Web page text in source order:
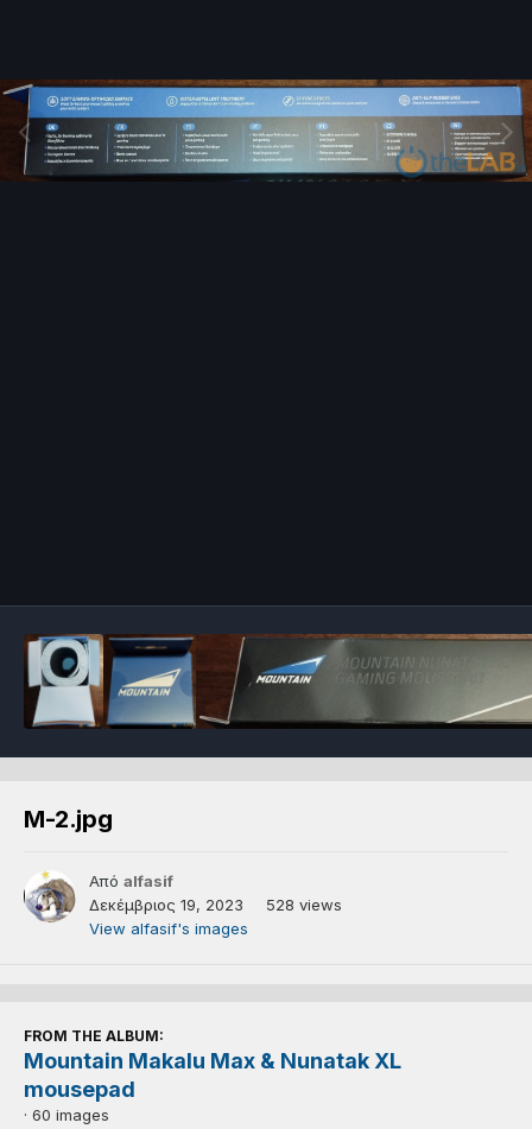
Μ-2.jpg
Από alfasif
Δεκέμβριος 19, 2023
528 views
View alfasif's images
FROM THE ALBUM:
Mountain Makalu Max & Nunatak XL
mousepad
· 60 images